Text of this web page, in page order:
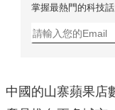
掌握最熱門的科技
中國的山寨蘋果店